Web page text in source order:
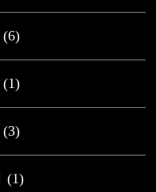
(6)
(1)
(3)
(1)